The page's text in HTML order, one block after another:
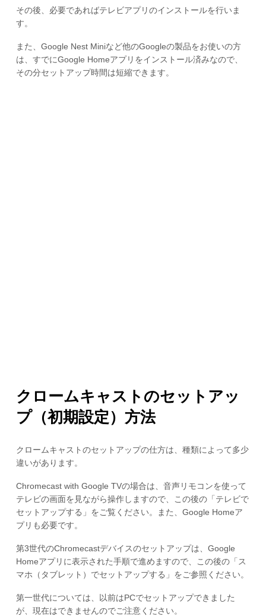
その後、必要であればテレビアプリのインストールを行いま
す。
また、Google Nest Miniなど他のGoogleの製品をお使いの方
は、すでにGoogle Homeアプリをインストール済みなので、
その分セットアップ時間は短縮できます。
クロームキャストのセットアッ
プ（初期設定）方法
クロームキャストのセットアップの仕方は、種類によって多少
違いがあります。
Chromecast with Google TVの場合は、音声リモコンを使って
テレビの画面を見ながら操作しますので、この後の「テレビで
セットアップする」をご覧ください。また、Google Homeア
プリも必要です。
第3世代のChromecastデバイスのセットアップは、Google
Homeアプリに表示された手順で進めますので、この後の「ス
マホ（タブレット）でセットアップする」をご参照ください。
第一世代については、以前はPCでセットアップできました
が、現在はできませんのでご注意ください。